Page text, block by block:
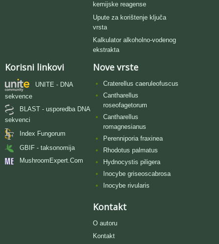
kemijske reagense
Upute za korištenje ključa
vrsta
Kalkulator alkoholno-vodenog
ekstrakta
Korisni linkovi
UNITE - DNA
sekvence
BLAST - usporedba DNA
sekvenci
Index Fungorum
GBIF - taksonomija
MushroomExpert.Com
Nove vrste
Craterellus caeruleofuscus
Cantharellus
roseofagetorum
Cantharellus
romagnesianus
Perenniporia fraxinea
Rhodotus palmatus
Hydnocystis piligera
Inocybe griseoscabrosa
Inocybe rivularis
Kontakt
O autoru
Kontakt